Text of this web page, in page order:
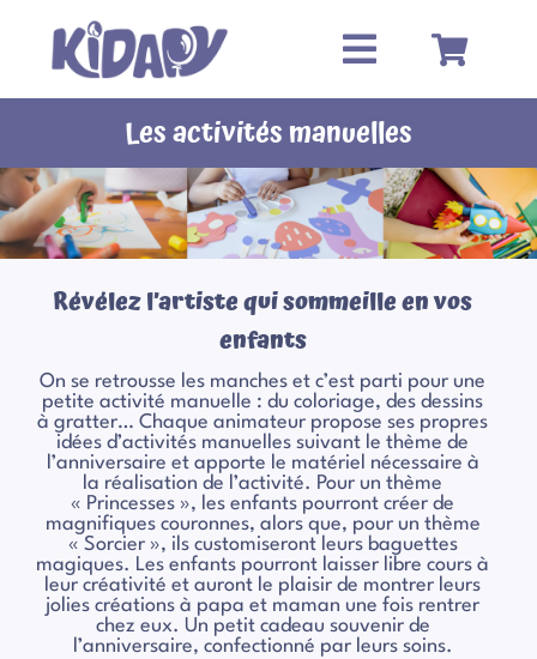
contenu
Les activités manuelles
Révélez l’artiste qui sommeille en vos
enfants
On se retrousse les manches et c’est parti pour une
petite activité manuelle : du coloriage, des dessins
à gratter… Chaque animateur propose ses propres
idées d’activités manuelles suivant le thème de
l’anniversaire et apporte le matériel nécessaire à
la réalisation de l’activité. Pour un thème
« Princesses », les enfants pourront créer de
magnifiques couronnes, alors que, pour un thème
« Sorcier », ils customiseront leurs baguettes
magiques. Les enfants pourront laisser libre cours à
leur créativité et auront le plaisir de montrer leurs
jolies créations à papa et maman une fois rentrer
chez eux. Un petit cadeau souvenir de
l’anniversaire, confectionné par leurs soins.